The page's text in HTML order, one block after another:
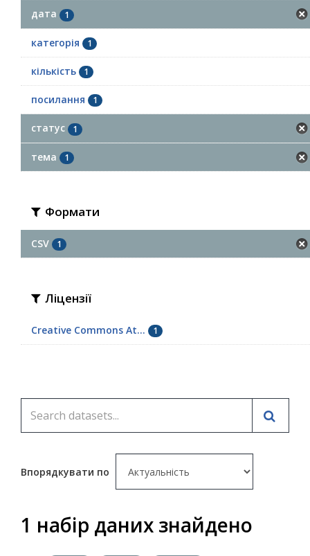
дата 1
категорія 1
кількість 1
посилання 1
статус 1
тема 1
Формати
CSV 1
Ліцензії
Creative Commons At... 1
Впорядкувати по
1 набір даних знайдено